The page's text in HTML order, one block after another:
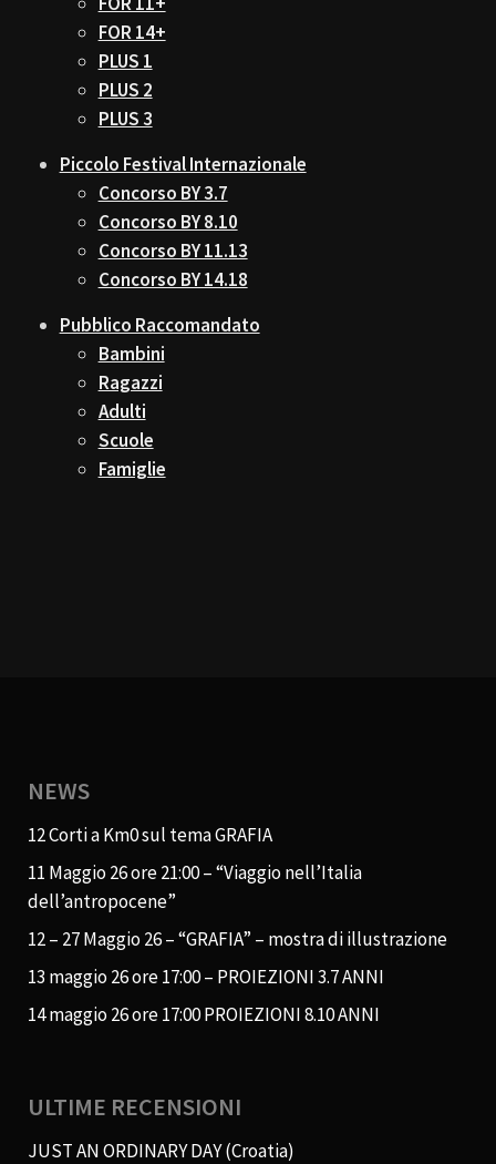
FOR 14+
PLUS 1
PLUS 2
PLUS 3
Piccolo Festival Internazionale
Concorso BY 3.7
Concorso BY 8.10
Concorso BY 11.13
Concorso BY 14.18
Pubblico Raccomandato
Bambini
Ragazzi
Adulti
Scuole
Famiglie
NEWS
12 Corti a Km0 sul tema GRAFIA
11 Maggio 26 ore 21:00 – “Viaggio nell’Italia
dell’antropocene”
12 – 27 Maggio 26 – “GRAFIA” – mostra di illustrazione
13 maggio 26 ore 17:00 – PROIEZIONI 3.7 ANNI
14 maggio 26 ore 17:00 PROIEZIONI 8.10 ANNI
ULTIME RECENSIONI
JUST AN ORDINARY DAY (Croatia)